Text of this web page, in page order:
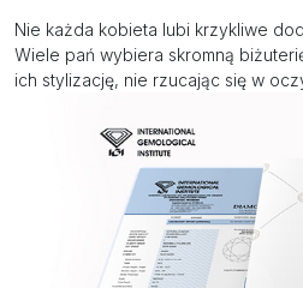
Nie każda kobieta lubi krzykliwe
Wiele pań wybiera skromną
ich stylizację, nie rzucając się w